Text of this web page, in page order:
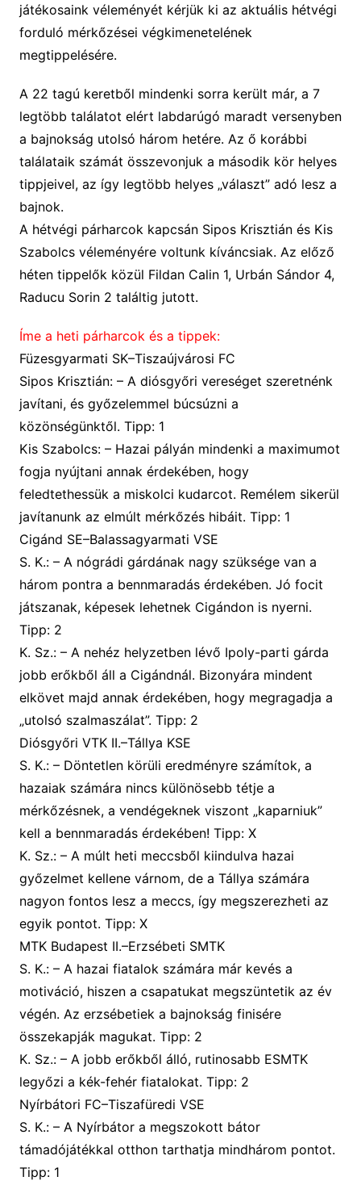
játékosaink véleményét kérjük ki az aktuális hétvégi
forduló mérkőzései végkimenetelének
megtippelésére.
A 22 tagú keretből mindenki sorra került már, a 7
legtöbb találatot elért labdarúgó maradt versenyben
a bajnokság utolsó három hetére. Az ő korábbi
találataik számát összevonjuk a második kör helyes
tippjeivel, az így legtöbb helyes „választ” adó lesz a
bajnok.
A hétvégi párharcok kapcsán Sipos Krisztián és Kis
Szabolcs véleményére voltunk kíváncsiak. Az előző
héten tippelők közül Fildan Calin 1, Urbán Sándor 4,
Raducu Sorin 2 találtig jutott.
Íme a heti párharcok és a tippek:
Füzesgyarmati SK–Tiszaújvárosi FC
Sipos Krisztián: – A diósgyőri vereséget szeretnénk
javítani, és győzelemmel búcsúzni a
közönségünktől. Tipp: 1
Kis Szabolcs: – Hazai pályán mindenki a maximumot
fogja nyújtani annak érdekében, hogy
feledtethessük a miskolci kudarcot. Remélem sikerül
javítanunk az elmúlt mérkőzés hibáit. Tipp: 1
Cigánd SE–Balassagyarmati VSE
S. K.: – A nógrádi gárdának nagy szüksége van a
három pontra a bennmaradás érdekében. Jó focit
játszanak, képesek lehetnek Cigándon is nyerni.
Tipp: 2
K. Sz.: – A nehéz helyzetben lévő Ipoly-parti gárda
jobb erőkből áll a Cigándnál. Bizonyára mindent
elkövet majd annak érdekében, hogy megragadja a
„utolsó szalmaszálat”. Tipp: 2
Diósgyőri VTK II.–Tállya KSE
S. K.: – Döntetlen körüli eredményre számítok, a
hazaiak számára nincs különösebb tétje a
mérkőzésnek, a vendégeknek viszont „kaparniuk”
kell a bennmaradás érdekében! Tipp: X
K. Sz.: – A múlt heti meccsből kiindulva hazai
győzelmet kellene várnom, de a Tállya számára
nagyon fontos lesz a meccs, így megszerezheti az
egyik pontot. Tipp: X
MTK Budapest II.–Erzsébeti SMTK
S. K.: – A hazai fiatalok számára már kevés a
motiváció, hiszen a csapatukat megszüntetik az év
végén. Az erzsébetiek a bajnokság finisére
összekapják magukat. Tipp: 2
K. Sz.: – A jobb erőkből álló, rutinosabb ESMTK
legyőzi a kék-fehér fiatalokat. Tipp: 2
Nyírbátori FC–Tiszafüredi VSE
S. K.: – A Nyírbátor a megszokott bátor
támadójátékkal otthon tarthatja mindhárom pontot.
Tipp: 1